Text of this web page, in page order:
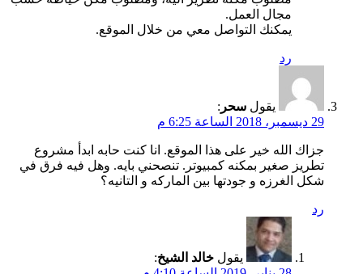
مجال العمل.
يمكنك التواصل معي من خلال الموقع.
رد
يقول سحر :
29 ديسمبر، 2018 الساعة 6:25 م
جزاك الله خير على هذا الموقع. انا كنت حابه ابدأ مشروع
تطريز صغير بمكنه كمبيوتر. تنصحني بايه. وهل فيه فرق في
شكل الغرزه و جودتها بين الماركه و التانيه؟
رد
يقول خالد الشيخ: